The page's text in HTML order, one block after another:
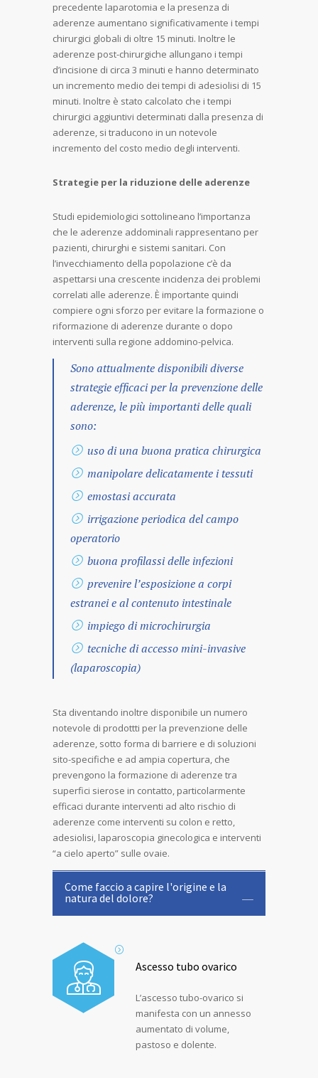
precedente laparotomia e la presenza di
aderenze aumentano significativamente i tempi
chirurgici globali di oltre 15 minuti. Inoltre le
aderenze post-chirurgiche allungano i tempi
d’incisione di circa 3 minuti e hanno determinato
un incremento medio dei tempi di adesiolisi di 15
minuti. Inoltre è stato calcolato che i tempi
chirurgici aggiuntivi determinati dalla presenza di
aderenze, si traducono in un notevole
incremento del costo medio degli interventi.
Strategie per la riduzione delle aderenze
Studi epidemiologici sottolineano l’importanza
che le aderenze addominali rappresentano per
pazienti, chirurghi e sistemi sanitari. Con
l’invecchiamento della popolazione c’è da
aspettarsi una crescente incidenza dei problemi
correlati alle aderenze. È importante quindi
compiere ogni sforzo per evitare la formazione o
riformazione di aderenze durante o dopo
interventi sulla regione addomino-pelvica.
Sono attualmente disponibili diverse
strategie efficaci per la prevenzione delle
aderenze, le più importanti delle quali
sono:
uso di una buona pratica chirurgica
manipolare delicatamente i tessuti
emostasi accurata
irrigazione periodica del campo
operatorio
buona profilassi delle infezioni
prevenire l’esposizione a corpi
estranei e al contenuto intestinale
impiego di microchirurgia
tecniche di accesso mini-invasive
(laparoscopia)
Sta diventando inoltre disponibile un numero
notevole di prodottti per la prevenzione delle
aderenze, sotto forma di barriere e di soluzioni
sito-specifiche e ad ampia copertura, che
prevengono la formazione di aderenze tra
superfici sierose in contatto, particolarmente
efficaci durante interventi ad alto rischio di
aderenze come interventi su colon e retto,
adesiolisi, laparoscopia ginecologica e interventi
“a cielo aperto” sulle ovaie.
Come faccio a capire l'origine e la
natura del dolore?
Ascesso tubo ovarico
L’ascesso tubo-ovarico si
manifesta con un annesso
aumentato di volume,
pastoso e dolente.